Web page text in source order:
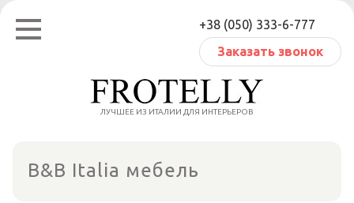
Перейти
содержанию
+38 (050) 333-6-777
Заказать звонок
ЛУЧШЕЕ ИЗ ИТАЛИИ ДЛЯ ИНТЕРЬЕРОВ
B&B Italia мебель